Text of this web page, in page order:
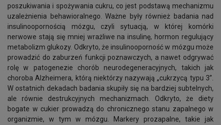
poszukiwania i spożywania cukru, co jest podstawą mechanizmu
uzależnienia behawioralnego. Ważne były również badania nad
insulinoopornością mózgu, czyli sytuacją, w której komórki
nerwowe stają się mniej wrażliwe na insulinę, hormon regulujący
metabolizm glukozy. Odkryto, że insulinooporność w mózgu może
prowadzić do zaburzeń funkcji poznawczych, a nawet odgrywać
rolę w patogenezie chorób neurodegeneracyjnych, takich jak
choroba Alzheimera, którą niektórzy nazywają „cukrzycą typu 3”.
W ostatnich dekadach badania skupiły się na bardziej subtelnych,
ale równie destrukcyjnych mechanizmach. Odkryto, że diety
bogate w cukier prowadzą do chronicznego stanu zapalnego w
organizmie, w tym w mózgu. Markery prozapalne, takie jak